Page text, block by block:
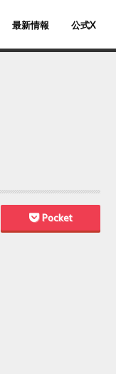
最新情報 公式X
Pocket